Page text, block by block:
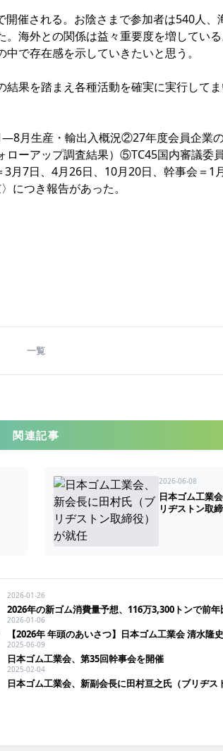
催される。お陰さまで参加者は540人、
海外との関係は益々重要度を増してい
で存在感を示していきたいと思う。
果を踏まえ各種活動を確実に実行して
月生産・輸出入概況②27年度会員企業
ーアップ調査結果）⑤TC45国内審議委
7日、4月26日、10月20日、幹事会＝1
につき報告があった。
一覧
関連記事
2026-06-08
日本ゴム工業
リヂストン取
2026-01-26
2026年の新ゴム消費量予想、116万3,300トンで前
2026-01-06
【2026年 年頭のあいさつ】日本ゴム工業会 清水隆
2025-06-09
日本ゴム工業会、第35回幹事会を開催
2025-02-04